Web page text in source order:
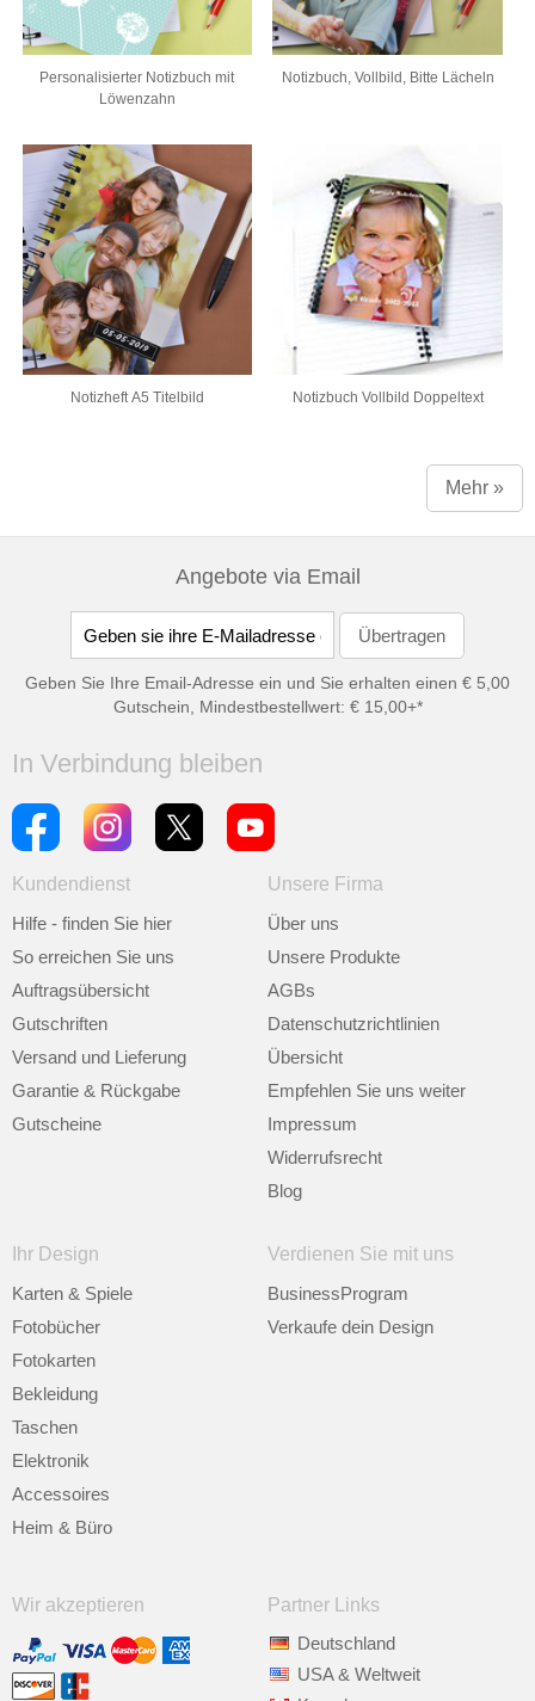
Personalisierter Notizbuch mit
Löwenzahn
Notizbuch, Vollbild, Bitte Lächeln
Notizheft A5 Titelbild Notizbuch Vollbild Doppeltext
Mehr »
Angebote via Email
Geben Sie Ihre Email-Adresse ein und Sie erhalten einen € 5,00
Gutschein, Mindestbestellwert: € 15,00+*
In Verbindung bleiben
Kundendienst
Hilfe - finden Sie hier
So erreichen Sie uns
Auftragsübersicht
Gutschriften
Versand und Lieferung
Garantie & Rückgabe
Gutscheine
Unsere Firma
Über uns
Unsere Produkte
AGBs
Datenschutzrichtlinien
Übersicht
Empfehlen Sie uns weiter
Impressum
Widerrufsrecht
Blog
Ihr Design
Karten & Spiele
Fotobücher
Fotokarten
Bekleidung
Taschen
Elektronik
Accessoires
Heim & Büro
Verdienen Sie mit uns
BusinessProgram
Verkaufe dein Design
Wir akzeptieren
Partner Links
Deutschland
USA & Weltweit